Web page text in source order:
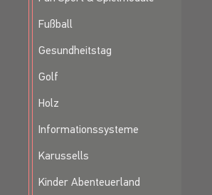
Fußball
Gesundheitstag
Golf
Holz
Informationssysteme
Karussells
Kinder Abenteuerland